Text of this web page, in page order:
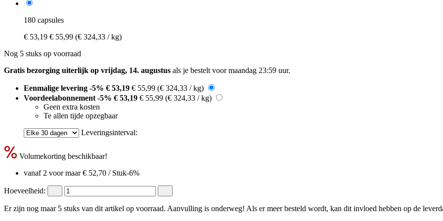
180 capsules
€ 53,19 € 55,99 (€ 324,33 / kg)
Nog 5 stuks op voorraad
Gratis bezorging uiterlijk op vrijdag, 14. augustus als je bestelt voormaandag 23:59 uur.
Eenmalige levering -5% € 53,19 € 55,99 (€ 324,33 / kg)
Voordeelabonnement -5% € 53,19 € 55,99 (€ 324,33 / kg)
Geen extra kosten
Te allen tijde opzegbaar
Leveringsinterval:
Volumekorting beschikbaar!
vanaf 2 voor maar€ 52,70 / Stuk-6%
Hoeveelheid:
Er zijn nog maar 5 stuks van dit artikel op voorraad. Aanvulling is onderweg! Als er meer besteld wordt, kan dit invloed hebben op de